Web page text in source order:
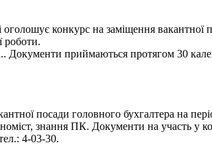
конкурс на заміщення
роботи.
приймаються протягом 30
посади головного бухгалтера на
знання ПК. Документи на участь у
4-03-30.